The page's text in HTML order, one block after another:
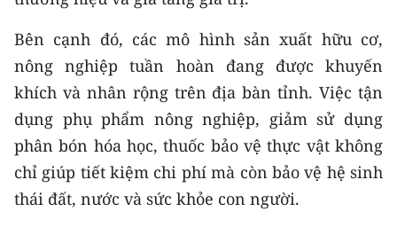
Infographic
TIN MỚI
TIN ĐỊA PHƯƠNG
Trung du và miền núi phía Bắc
Bên cạnh đó, các mô hình sản xuất hữu cơ,
nông nghiệp tuần hoàn đang được khuyến
khích và nhân rộng trên địa bàn tỉnh. Việc tận
dụng phụ phẩm nông nghiệp, giảm sử dụng
phân bón hóa học, thuốc bảo vệ thực vật không
chỉ giúp tiết kiệm chi phí mà còn bảo vệ hệ sinh
thái đất, nước và sức khỏe con người.